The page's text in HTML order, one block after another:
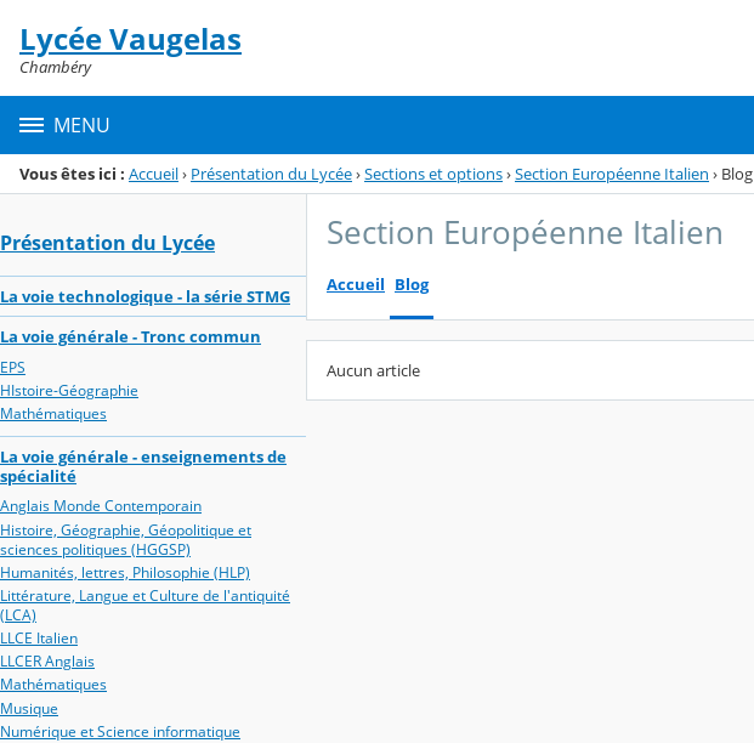
Menu de la rubrique
Contenu
Lycée Vaugelas
Chambéry
MENU
Vous êtes ici : Accueil› Présentation du Lycée›Sections et options›Section Européenne Italien › Blog
Présentation du Lycée
La voie technologique - la série STMG
La voie générale - Tronc commun
EPS
HIstoire-Géographie
Mathématiques
La voie générale - enseignements de
spécialité
Anglais Monde Contemporain
Histoire, Géographie, Géopolitique et
sciences politiques (HGGSP)
Humanités, lettres, Philosophie (HLP)
Littérature, Langue et Culture de l'antiquité
(LCA)
LLCE Italien
LLCER Anglais
Mathématiques
Musique
Numérique et Science informatique
Section Européenne Italien
Accueil Blog
Aucun article